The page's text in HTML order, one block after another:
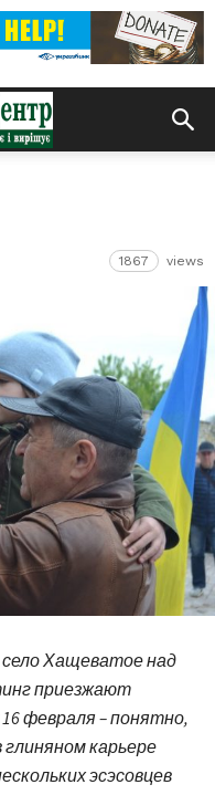
1867 views
село Хащеватое над
приезжают
февраля – понятно,
глиняном карьере
эсэсовцев